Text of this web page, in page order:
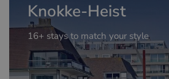
Knokke-Heist
16+ stays to match your style